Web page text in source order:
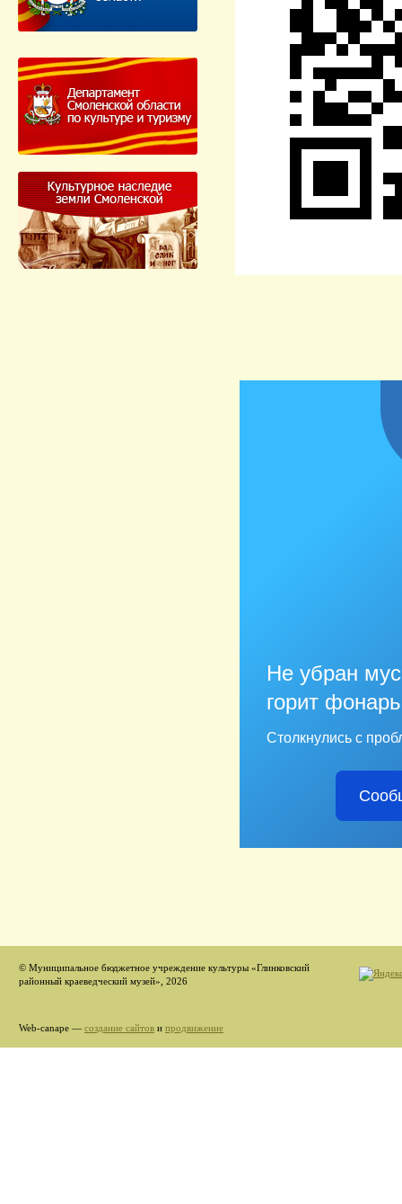
Не убран
горит
Столкнулись с
© Муниципальное бюджетное учреждение культуры «Глинковский
районный краеведческий музей», 2026
Web-canape — создание сайтов и продвижение